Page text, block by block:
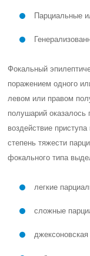
Парциальные
Фокальный
поражением одного
левом или правом
полушарий
воздействие
степень тяжести
фокального типа
легкие
сложные